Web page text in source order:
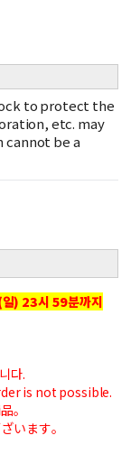
to protect the
etc. may
cannot be a
일) 23시 59분까지
다.
is not possible.
。
います。